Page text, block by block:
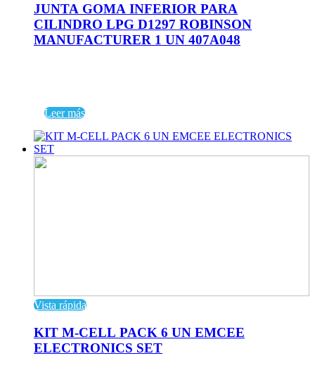
JUNTA GOMA INFERIOR PARA
CILINDRO LPG D1297 ROBINSON
MANUFACTURER 1 UN 407A048
Leer más
Vista rápida
KIT M-CELL PACK 6 UN EMCEE
ELECTRONICS SET